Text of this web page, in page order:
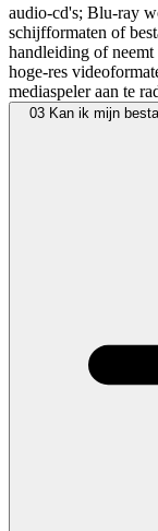
audio-cd's; Blu-ray
schijfformaten of
handleiding of
hoge-res
mediaspeler aan te
03 Kan ik mijn